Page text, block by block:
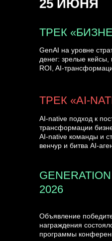
Объявление
награждения
программы
ТРЕК
2026
GenAI на уровне
денег: зрелые
ROI, AI-
AI-native подход к
трансформации
AI-native команды и
венчур и битва AI-
ТРЕК «AI-
25 ИЮНЯ
УЗНАТЬ БОЛЬШЕ